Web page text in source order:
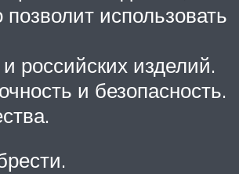
использовать
российских изделий.
и безопасность.